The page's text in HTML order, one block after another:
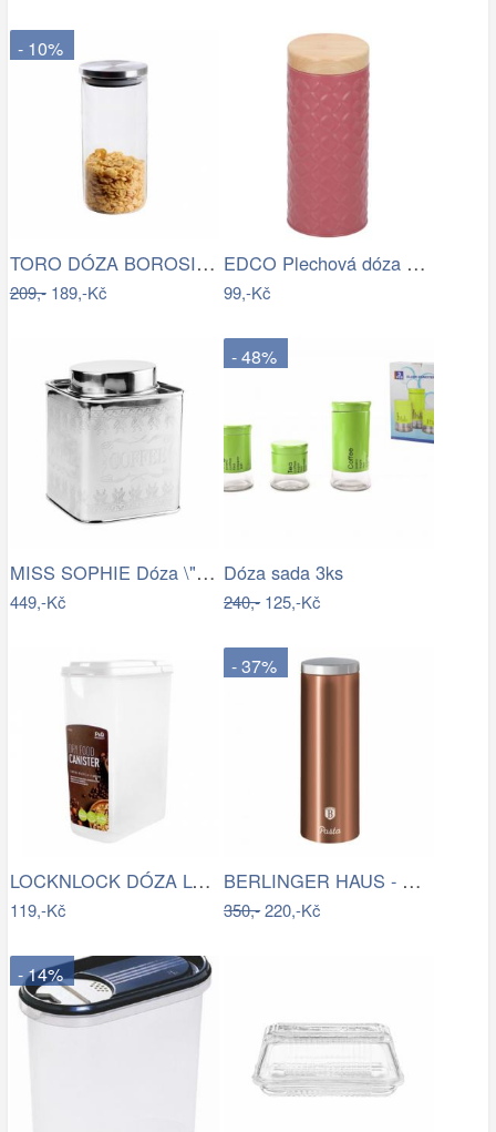
- 10%
TORO DÓZA BOROSILIK.SKLO, NEREZ VÍČKO…
209,-189,-Kč
EDCO Plechová dóza na potraviny, 18 x 7…
99,-Kč
MISS SOPHIE Dóza \"Coffee\" 11,5 cm
449,-Kč
- 48%
Dóza sada 3ks
240,-125,-Kč
LOCKNLOCK DÓZA LOCK NA SUCHÉ POTRAVINY,…
119,-Kč
- 37%
BERLINGER HAUS - Dóza na těstoviny Rose…
350,-220,-Kč
- 14%